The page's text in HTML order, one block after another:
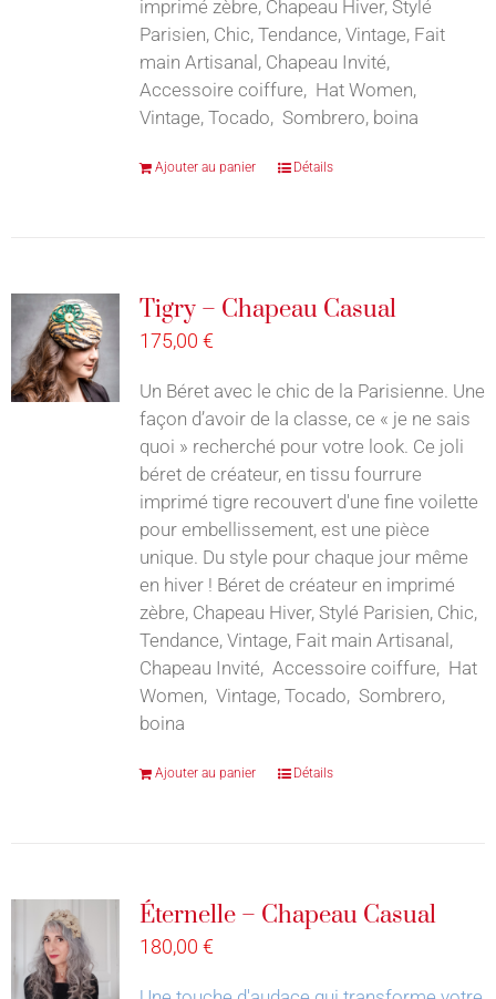
imprimé zèbre, Chapeau Hiver, Stylé
Parisien, Chic, Tendance, Vintage, Fait
main Artisanal, Chapeau Invité,
Accessoire coiffure, Hat Women,
Vintage, Tocado, Sombrero, boina
Ajouter au panier Détails
Tigry – Chapeau Casual
175,00 €
Un Béret avec le chic de la Parisienne. Une
façon d’avoir de la classe, ce « je ne sais
quoi » recherché pour votre look. Ce joli
béret de créateur, en tissu fourrure
imprimé tigre recouvert d'une fine voilette
pour embellissement, est une pièce
unique. Du style pour chaque jour même
en hiver ! Béret de créateur en imprimé
zèbre, Chapeau Hiver, Stylé Parisien, Chic,
Tendance, Vintage, Fait main Artisanal,
Chapeau Invité, Accessoire coiffure, Hat
Women, Vintage, Tocado, Sombrero,
boina
Ajouter au panier Détails
Éternelle – Chapeau Casual
180,00 €